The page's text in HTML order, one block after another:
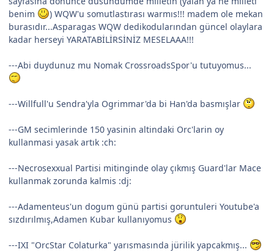
benim
) WQW'u somutlastırası warmıs!!! madem ole mekan
burasıdır...Asparagas WQW dedikodularından güncel olaylara
kadar herseyi YARATABİLİRSİNİZ MESELAAA!!!
---Abi duydunuz mu Nomak CrossroadsSpor'u tutuyomus...
---Willfull'u Sendra'yla Ogrimmar'da bi Han'da basmışlar
---GM secimlerinde 150 yasinin altindaki Orc'larin oy
kullanmasi yasak artık :ch:
---Necrosexxual Partisi mitinginde olay çıkmış Guard'lar Mace
kullanmak zorunda kalmis :dj:
---Adamenteus'un dogum günü partisi goruntuleri Youtube'a
sızdırılmış,Adamen Kubar kullanıyomus
---IXI "OrcStar Colaturka" yarısmasında jürilik yapcakmış...